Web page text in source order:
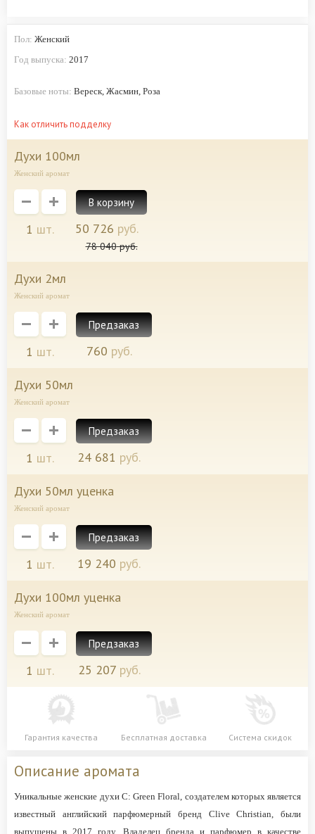
Как отличить подделку
Пол: Женский
Год выпуска: 2017
Базовые ноты: Вереск, Жасмин, Роза
духи 100мл
Женский аромат
1 шт. 50 726 руб.
78 040руб.
духи 2мл
Женский аромат
1 шт.
Предзаказ
760 руб.
духи 50мл
Женский аромат
1 шт.
Предзаказ
24 681 руб.
духи 50мл уценка
Женский аромат
1 шт.
Предзаказ
19 240 руб.
духи 100мл уценка
Женский аромат
1 шт.
Предзаказ
25 207 руб.
Гарантия качества Бесплатная доставка Система скидок
Описание аромата
Уникальные женские духи C: Green Floral, создателем которых является
известный английский парфюмерный бренд Clive Christian, были
выпущены в 2017 году. Владелец бренда и парфюмер в качестве